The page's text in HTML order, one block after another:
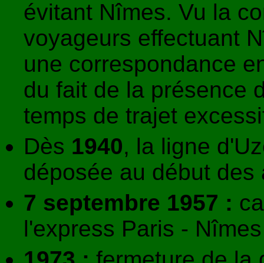
évitant Nîmes. Vu la
voyageurs effectuant
une correspondance
du fait de la présence
temps de trajet
Dès 1940, la ligne
déposée au début des
7 septembre 1957 :
l'express Paris - Nîmes